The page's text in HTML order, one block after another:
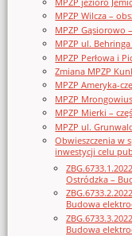
MPZP Wilcza –
MPZP Gąsiorowo
MPZP ul. Behringa
MPZP Perłowa i
Zmiana MPZP
MPZP Ameryka-
MPZP
MPZP Mierki –
MPZP ul.
Obwieszczenia w
inwestycji celu
Ostródzka –
Budowa
Budowa